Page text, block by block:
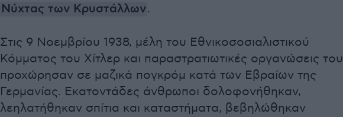
Νύχτας των Κρυστάλλων.
Στις 9 Noεμβρίου 1938, μέλη του Εθνικοσοσιαλιστικού
Κόμματος του Χίτλερ και παραστρατιωτικές οργανώσεις του
προχώρησαν σε μαζικά πογκρόμ κατά των Εβραίων της
Γερμανίας. Εκατοντάδες άνθρωποι δολοφονήθηκαν,
λεηλατήθηκαν σπίτια και καταστήματα, βεβηλώθηκαν